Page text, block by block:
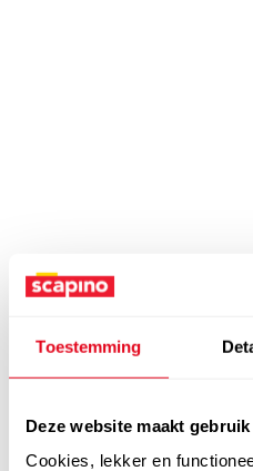
Toestemming
Deze website maakt
Cookies, lekker en